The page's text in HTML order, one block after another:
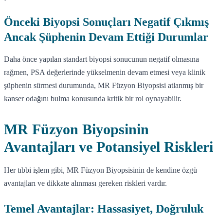
Önceki Biyopsi Sonuçları Negatif Çıkmış
Ancak Şüphenin Devam Ettiği Durumlar
Daha önce yapılan standart biyopsi sonucunun negatif olmasına
rağmen, PSA değerlerinde yükselmenin devam etmesi veya klinik
şüphenin sürmesi durumunda, MR Füzyon Biyopsisi atlanmış bir
kanser odağını bulma konusunda kritik bir rol oynayabilir.
MR Füzyon Biyopsinin
Avantajları ve Potansiyel Riskleri
Her tıbbi işlem gibi, MR Füzyon Biyopsisinin de kendine özgü
avantajları ve dikkate alınması gereken riskleri vardır.
Temel Avantajlar: Hassasiyet, Doğruluk